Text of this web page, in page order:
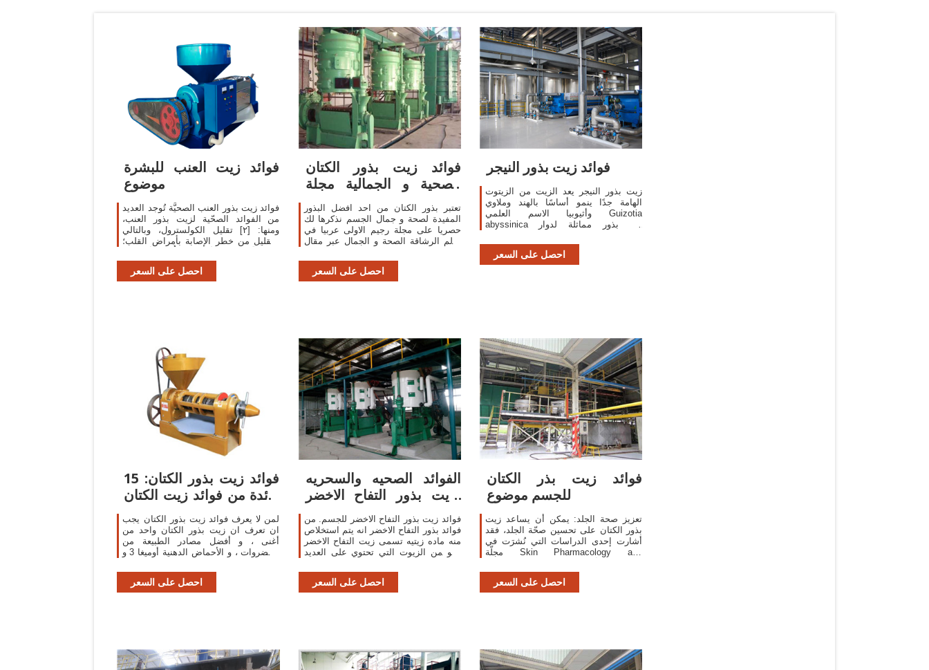
فوائد زيت العنب للبشرة
موضوع
فوائد زيت بذور العنب الصحيَّة تُوجد العديد
من الفوائد الصحّية لزيت بذور العنب،
ومنها: [٢] تقليل الكولسترول، وبالتالي
التقليل من خطر الإصابة بأمراض القلب؛
، وأوميغا 6، في
احصل على السعر
فوائد زيت بذور الكتان
الصحية و الجمالية مجلة
رجيم
تعتبر بذور الكتان من احد افضل البذور
المفيدة لصحة و جمال الجسم نذكرها لك
حصريا على مجلة رجيم الاولى عربيا في
عالم الرشاقة الصحة و الجمال عبر مقال
الصحية و الجمالية. محتويات1 بذور
احصل على السعر
فوائد زيت بذور النيجر
زيت بذور النيجر يعد الزيت من الزيتوت
الهامة جدًا ينمو أساسًا بالهند وملاوي
وأثيوبيا الاسم العلمي Guizotia
abyssinica هي بذور مماثلة لدوار
النبات 35% من الزيت لذلك هو من
الزيوت غير المكلفة التي
احصل على السعر
فوائد زيت بذور الكتان: 15
فائدة من فوائد زيت الكتان
للشعر
لمن لا يعرف فوائد زيت بذور الكتان يجب
ان تعرف ان زيت بذور الكتان واحد من
أغنى ، و أفضل مصادر الطبيعة من
الخضروات ، و الأحماض الدهنية أوميغا 3 و
احصل على السعر
الفوائد الصحيه والسحريه
لزيت بذور التفاح الاخضر
صحي و مفيد
فوائد زيت بذور التفاح الاخضر للجسم. من
فوائد بذور التفاح الاخضر انه يتم استخلاص
منه ماده زيتيه تسمى زيت التفاح الاخضر
وهو من الزيوت التي تحتوي على العديد
الخواص الفعاله للبشره والتي
احصل على السعر
فوائد زيت بذر الكتان
للجسم موضوع
تعزيز صحة الجلد: يمكن أن يساعد زيت
بذور الكتان على تحسين صحّة الجلد، فقد
أشارت إحدى الدراسات التي نُشرَت في
مجلّة Skin Pharmacology and
بذور الكتان مدة 12 أسبوعاً قد حسّن
احصل على السعر